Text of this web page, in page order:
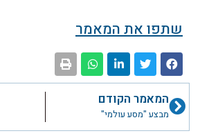
שתפו את המאמר
קודםהמאמר הקודם
מבצע "מסע עולמי"